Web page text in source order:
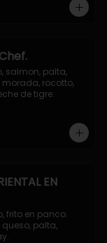
salmon, palta,
rocotto,
de tigre.
EN
frito en panco.
palta,